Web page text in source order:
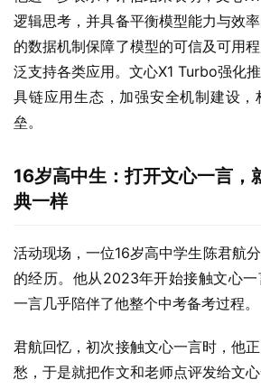
逻辑思考，并具备平衡模型能力与效
的数据机制保障了模型的可信及可用
泛支持各类应用。文心X1 Turbo强化
具链应用生态，加强安全机制建设
垒。
16岁高中生：打开文心一言，
典一样
活动现场，一位16岁高中学生陈君航
的经历。他从2023年开始接触文心
一言几乎陪伴了他整个中考备考过程。
君航回忆，初次接触文心一言时，他
愁，于是就把作文和老师点评发给文